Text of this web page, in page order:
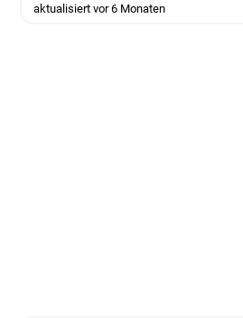
aktualisiert vor 6 Monaten